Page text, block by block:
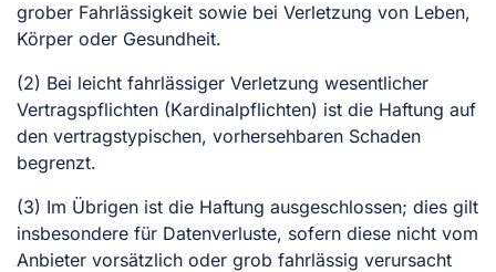
grober Fahrlässigkeit sowie bei Verletzung von Leben,
Körper oder Gesundheit.
(2) Bei leicht fahrlässiger Verletzung wesentlicher
Vertragspflichten (Kardinalpflichten) ist die Haftung auf
den vertragstypischen, vorhersehbaren Schaden
begrenzt.
(3) Im Übrigen ist die Haftung ausgeschlossen; dies gilt
insbesondere für Datenverluste, sofern diese nicht vom
Anbieter vorsätzlich oder grob fahrlässig verursacht